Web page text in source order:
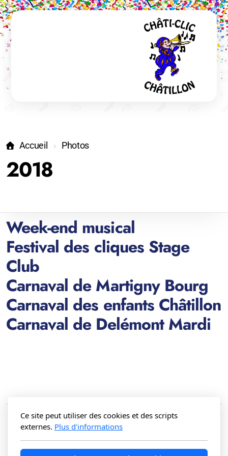
Accueil Photos
2018
Week-end musical
Festival des cliques Stage
Club
Carnaval de Martigny Bourg
Carnaval des enfants Châtillon
Carnaval de Delémont Mardi
Ce site peut utiliser des cookies et des scripts
externes. Plus d'informations